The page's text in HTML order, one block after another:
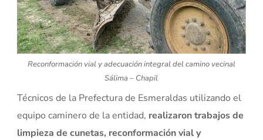
Reconformación vial y adecuación integral del camino vecinal
Sálima – Chapil
Técnicos de la Prefectura de Esmeraldas utilizando el
equipo caminero de la entidad, realizaron trabajos de
limpieza de cunetas, reconformación vial y